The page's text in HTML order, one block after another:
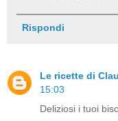
Rispondi
Le ricette di
15:03
Deliziosi i tuoi